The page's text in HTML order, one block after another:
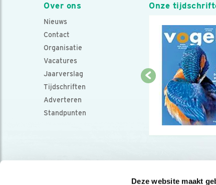
Deze website maakt
Over ons
Nieuws
Contact
Organisatie
Vacatures
Jaarverslag
Tijdschriften
Adverteren
Standpunten
Onze